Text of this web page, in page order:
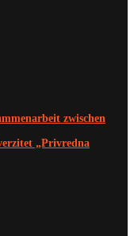
zwischen
„Privredna